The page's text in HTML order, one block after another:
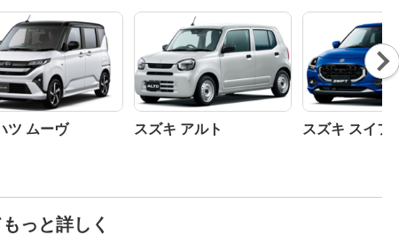
ツ ムーヴ スズキ アルト スズキ スイフト
Nex
t
っと詳しく